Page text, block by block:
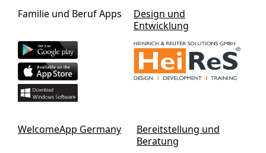
Familie und Beruf Apps
Design und
Entwicklung
WelcomeApp Germany
Bereitstellung und
Beratung